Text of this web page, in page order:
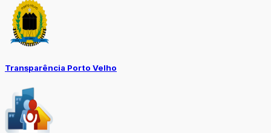
Transparência Porto Velho